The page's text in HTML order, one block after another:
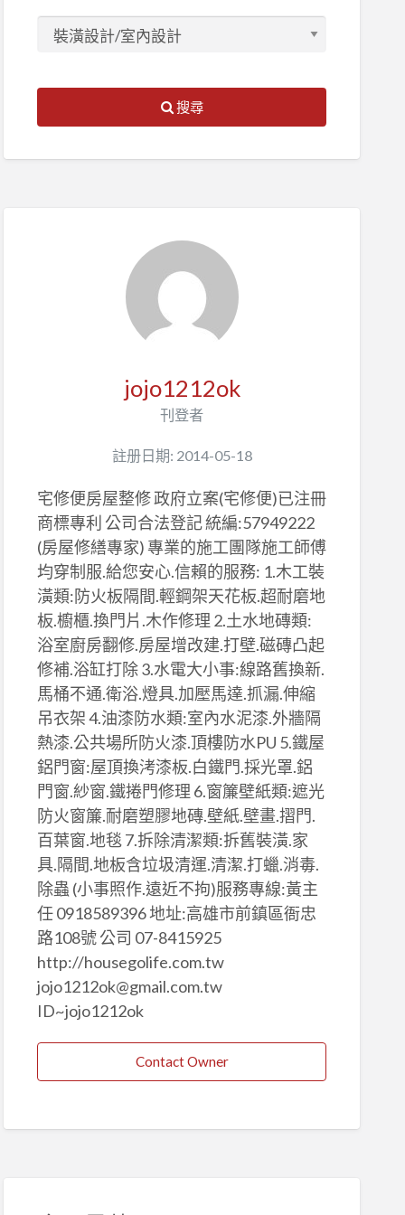
搜尋
jojo1212ok
刊登者
註册日期: 2014-05-18
宅修便房屋整修 政府立案(宅修便)已注冊
商標專利 公司合法登記 統編:57949222
(房屋修繕專家) 專業的施工團隊施工師傅
均穿制服.給您安心.信賴的服務: 1.木工裝
潢類:防火板隔間.輕鋼架天花板.超耐磨地
板.櫥櫃.換門片.木作修理 2.土水地磚類:
浴室廚房翻修.房屋增改建.打壁.磁磚凸起
修補.浴缸打除 3.水電大小事:線路舊換新.
馬桶不通.衛浴.燈具.加壓馬達.抓漏.伸縮
吊衣架 4.油漆防水類:室內水泥漆.外牆隔
熱漆.公共場所防火漆.頂樓防水PU 5.鐵屋
鋁門窗:屋頂換洘漆板.白鐵門.採光罩.鋁
門窗.紗窗.鐵捲門修理 6.窗簾壁紙類:遮光
防火窗簾.耐磨塑膠地磚.壁紙.壁畫.摺門.
百葉窗.地毯 7.拆除清潔類:拆舊裝潢.家
具.隔間.地板含垃圾清運.清潔.打蠟.消毒.
除蟲 (小事照作.遠近不拘)服務專線:黃主
任 0918589396 地址:高雄市前鎮區衙忠
路108號 公司 07-8415925
http://housegolife.com.tw
jojo1212ok@gmail.com.tw
ID~jojo1212ok
Contact Owner